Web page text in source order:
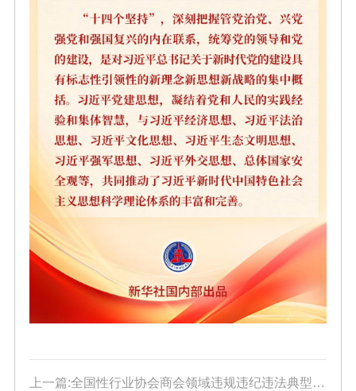
上一篇:全国性行业协会商会领域违规违纪违法典型案例